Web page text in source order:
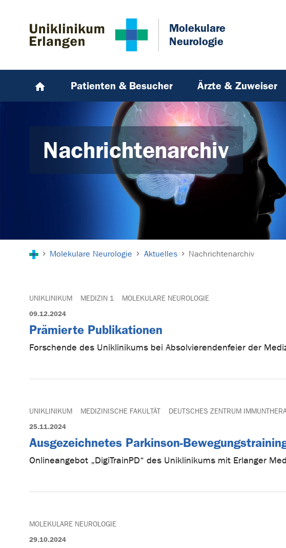
Molekulare
Neurologie
Patienten & Besucher Ärzte & Zuweiser
Nachrichtenarchiv
Molekulare Neurologie Aktuelles Nachrichtenarchiv
UNIKLINIKUM MEDIZIN 1 MOLEKULARE NEUROLOGIE
09.12.2024
Prämierte Publikationen
Forschende des Uniklinikums bei Absolvierendenfeier der
UNIKLINIKUM MEDIZINISCHE FAKULTÄT DEUTSCHES ZENTRUM
25.11.2024
Ausgezeichnetes Parkinson-
Onlineangebot „DigiTrainPD“ des Uniklinikums mit Erlanger
MOLEKULARE NEUROLOGIE
29.10.2024